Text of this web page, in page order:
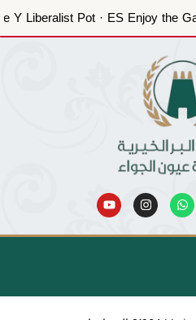
Slot Stake Y Liberalist Pot · ES